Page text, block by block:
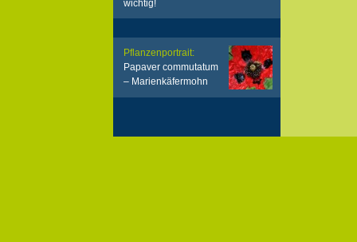
wichtig!
Pflanzenportrait:
Papaver commutatum
– Marienkäfermohn